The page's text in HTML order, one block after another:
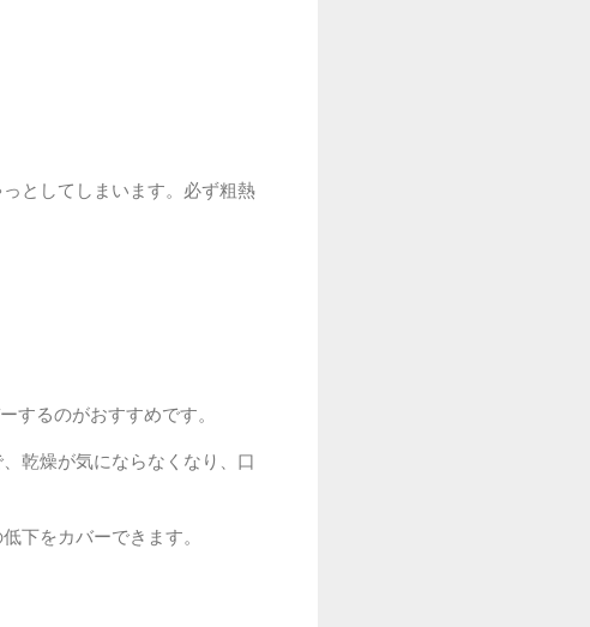
としてしまいます。必ず粗熱
するのがおすすめです。
乾燥が気にならなくなり、口
下をカバーできます。